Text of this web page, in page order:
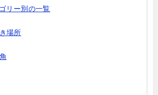
リー別の一覧
場所